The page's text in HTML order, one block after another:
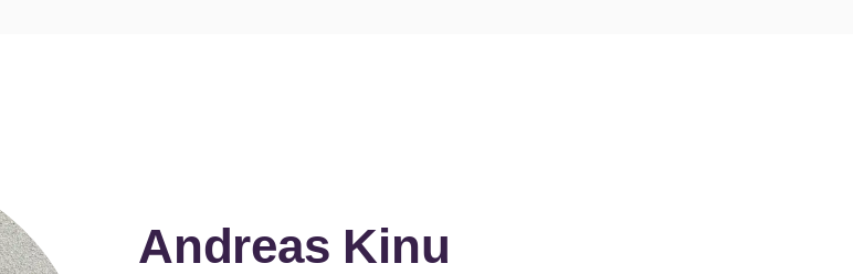
Andreas Kinu